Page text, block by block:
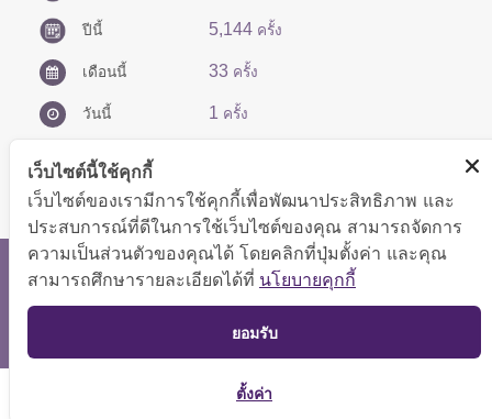
ปีนี้ 5,144 ครั้ง
เดือนนี้ 33 ครั้ง
วันนี้ 1 ครั้ง
สงวนลิขสิทธิ์ © 2566 กองบริหารการคลัง
แสดงผลได้ดีที่ขนาดหน้าจอ 1024x768 pixel
แผนผังเว็บไซต์
TOP
เว็บไซต์นี้ใช้คุกกี้
เว็บไซต์ของเรามีการใช้คุกกี้เพื่อพัฒนาประสิทธิภาพ และ
ประสบการณ์ที่ดีในการใช้เว็บไซต์ของคุณ สามารถจัดการ
ความเป็นส่วนตัวของคุณได้ โดยคลิกที่ปุ่มตั้งค่า และคุณ
สามารถศึกษารายละเอียดได้ที่ นโยบายคุกกี้
ยอมรับ
ตั้งค่า